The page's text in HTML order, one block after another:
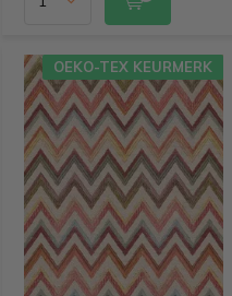
OEKO-TEX KEURMERK